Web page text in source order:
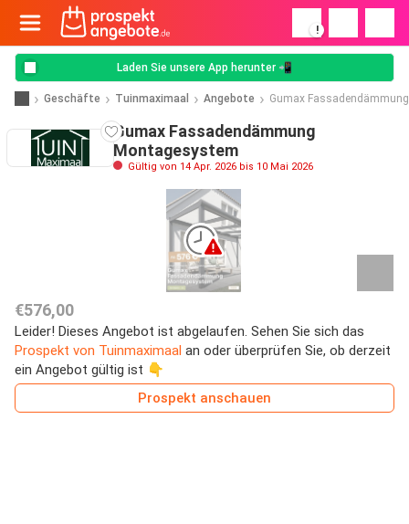
!
Laden Sie unsere App herunter 📲
Geschäfte Tuinmaximaal Angebote Gumax
Gumax Fassadendämmung
Montagesystem
Gültig von 14 Apr. 2026 bis 10 Mai 2026
€576,00
Leider! Dieses Angebot ist abgelaufen. Sehen Sie sich das
Prospekt von Tuinmaximaal an oder überprüfen Sie, ob derzeit
ein Angebot gültig ist 👇
Prospekt anschauen